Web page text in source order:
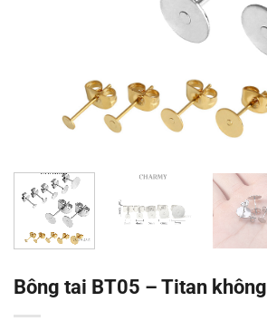
Bông tai BT05 – Titan